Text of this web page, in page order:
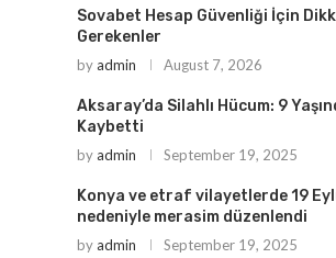
Sovabet Hesap Güvenliği İçin
Gerekenler
byadmin August 7, 2026
Aksaray’da Silahlı Hücum: 9
Kaybetti
byadmin September 19, 2025
Konya ve etraf vilayetlerde 19
nedeniyle merasim düzenlendi
byadmin September 19, 2025